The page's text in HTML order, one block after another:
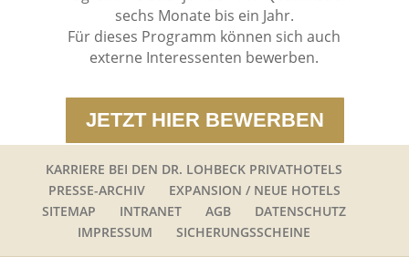
sechs Monate bis ein Jahr.
Für dieses Programm können sich auch
externe Interessenten bewerben.
JETZT HIER BEWERBEN
KARRIERE BEI DEN DR. LOHBECK PRIVATHOTELS
PRESSE-ARCHIV
EXPANSION / NEUE HOTELS
SITEMAP
INTRANET AGB
DATENSCHUTZ
IMPRESSUM
SICHERUNGSSCHEINE